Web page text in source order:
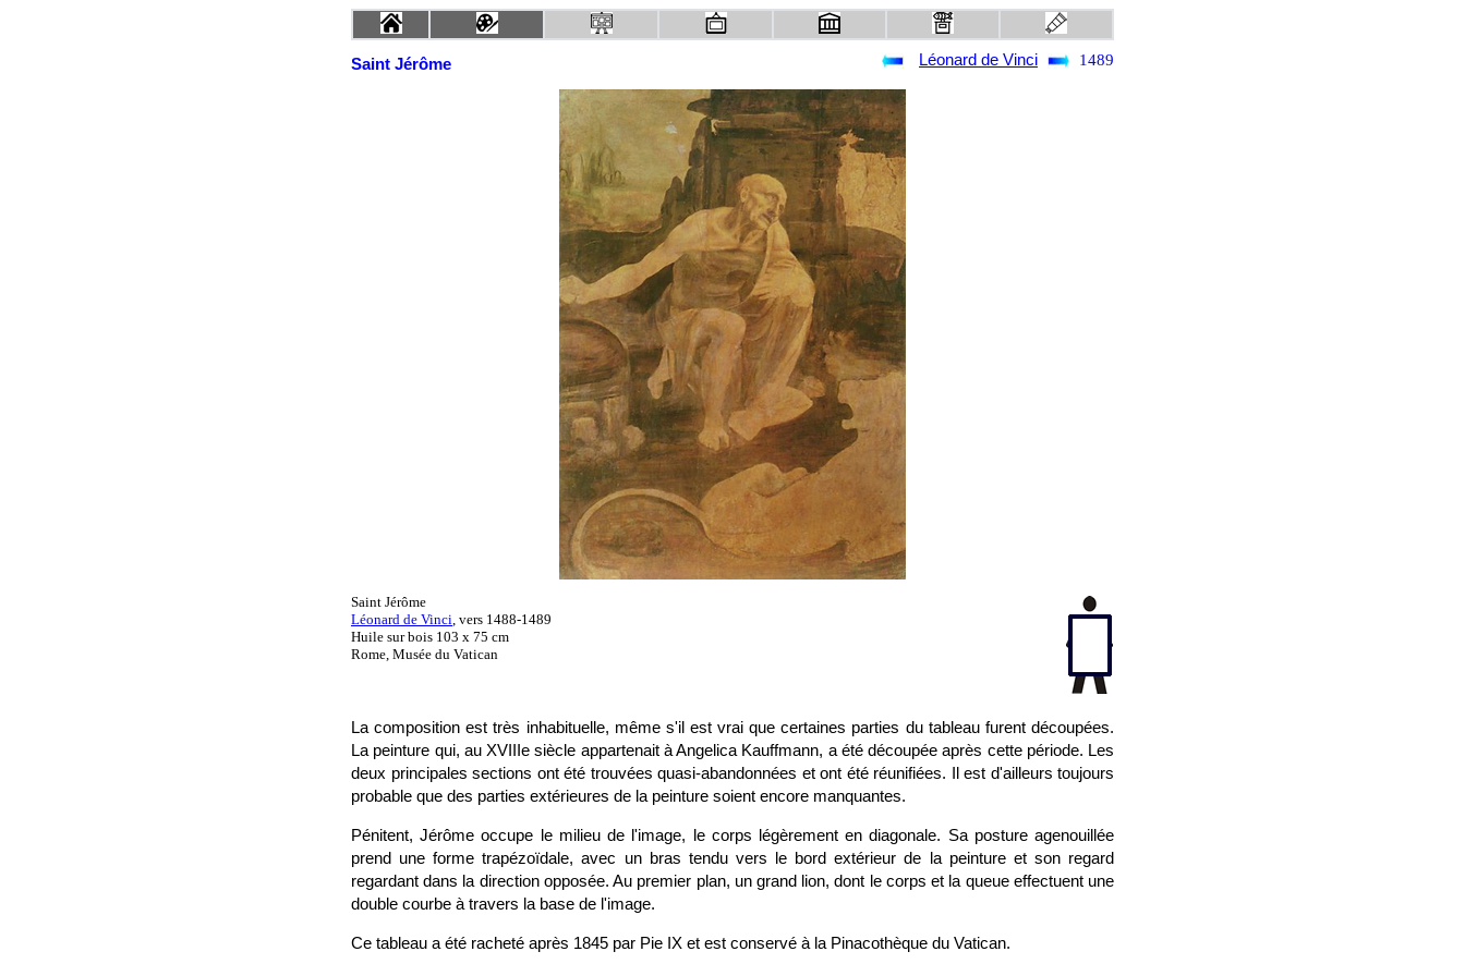
Saint Jérôme Léonard de Vinci 1489
Saint Jérôme
Léonard de Vinci, vers 1488-1489
Huile sur bois 103 x 75 cm
Rome, Musée du Vatican
La composition est très inhabituelle, même s'il est vrai que certaines parties du tableau furent découpées.
La peinture qui, au XVIIIe siècle appartenait à Angelica Kauffmann, a été découpée après cette période. Les
deux principales sections ont été trouvées quasi-abandonnées et ont été réunifiées. Il est d'ailleurs toujours
probable que des parties extérieures de la peinture soient encore manquantes.
Pénitent, Jérôme occupe le milieu de l'image, le corps légèrement en diagonale. Sa posture agenouillée
prend une forme trapézoïdale, avec un bras tendu vers le bord extérieur de la peinture et son regard
regardant dans la direction opposée. Au premier plan, un grand lion, dont le corps et la queue effectuent une
double courbe à travers la base de l'image.
Ce tableau a été racheté après 1845 par Pie IX et est conservé à la Pinacothèque du Vatican.